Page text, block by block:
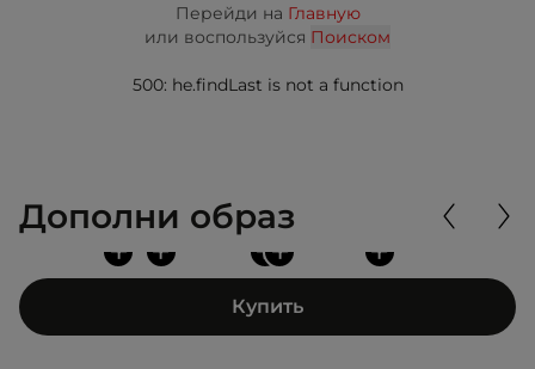
Перейди на Главную
или воспользуйся Поиском
500: he.findLast is not a function
Дополни образ
+
+
+ +
+
Купить